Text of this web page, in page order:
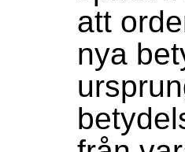
att
nya